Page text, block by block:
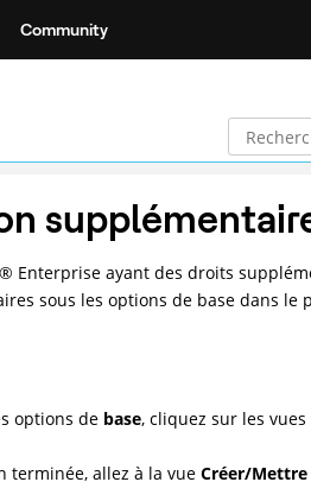
Community
® Enterprise ayant des droits
sous les options de base dans le
options de base, cliquez sur les vues
terminée, allez à la vueCréer/